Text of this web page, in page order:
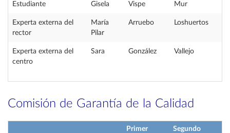
Estudiante Gisela Vispe Mur
Experta externa del
rector
María
Pilar
Arruebo Loshuertos
Experta externa del
centro
Sara González Vallejo
Comisión de Garantía de la Calidad
Primer
Segundo